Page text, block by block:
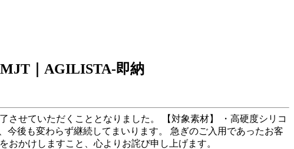
｜AGILISTA-即納
せていただくこととなりました。 【対象素材】 ・高硬度シリコ
後も変わらず継続してまいります。 急ぎのご入用であったお客
かけしますこと、心よりお詫び申し上げます。